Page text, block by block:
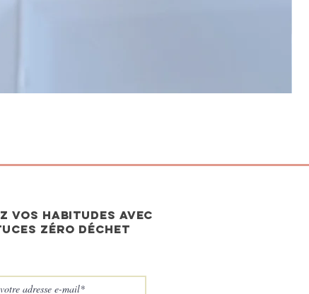
vos habitudes avec
zéro déchet